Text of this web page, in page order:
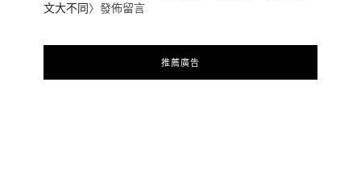
文大不同〉發佈留言
推薦廣告